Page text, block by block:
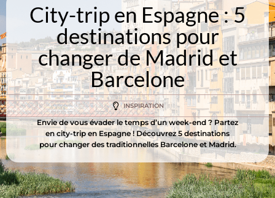
City-trip en Espagne : 5
destinations pour
changer de Madrid et
Barcelone
INSPIRATION
Envie de vous évader le temps d’un week-end ? Partez
en city-trip en Espagne ! Découvrez 5 destinations
pour changer des traditionnelles Barcelone et Madrid.